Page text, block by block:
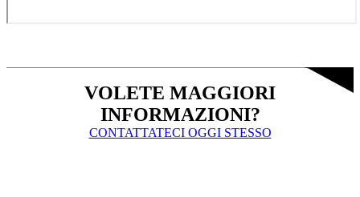
VOLETE MAGGIORI
INFORMAZIONI?
CONTATTATECI OGGI STESSO